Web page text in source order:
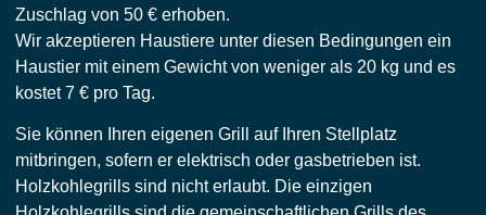
Zuschlag von 50 € erhoben.
Wir akzeptieren Haustiere unter diesen Bedingungen ein
Haustier mit einem Gewicht von weniger als 20 kg und es
kostet 7 € pro Tag.
Sie können Ihren eigenen Grill auf Ihren Stellplatz
mitbringen, sofern er elektrisch oder gasbetrieben ist.
Holzkohlegrills sind nicht erlaubt. Die einzigen